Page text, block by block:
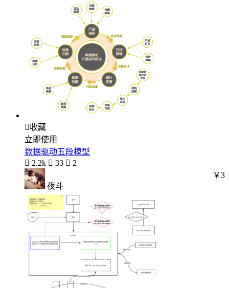
收藏
立即使用
数据驱动五段模型
 2.2k  33  2
夜斗
￥3